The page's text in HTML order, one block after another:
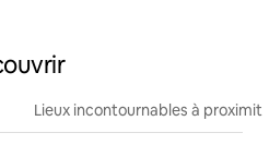
Lieux incontournables à